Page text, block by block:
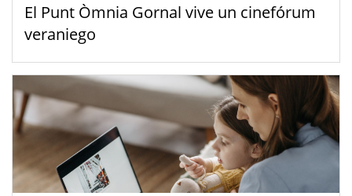
El Punt Òmnia Gornal vive un cinefórum
veraniego